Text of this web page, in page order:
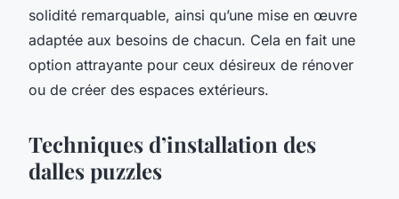
solidité remarquable, ainsi qu’une mise en œuvre
adaptée aux besoins de chacun. Cela en fait une
option attrayante pour ceux désireux de rénover
ou de créer des espaces extérieurs.
Techniques d’installation des
dalles puzzles